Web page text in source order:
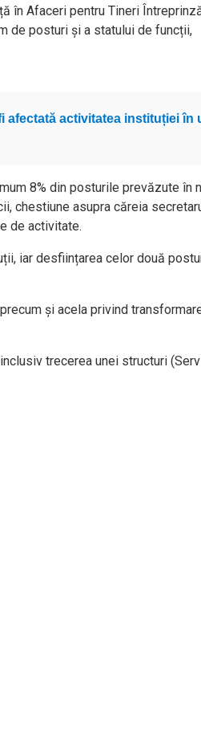
în Afaceri pentru Tineri
de posturi și a statului de funcții,
afectată activitatea instituției
8% din posturile prevăzute în
chestiune asupra căreia
de activitate.
iar desființarea celor două
și acela privind
trecerea unei structuri